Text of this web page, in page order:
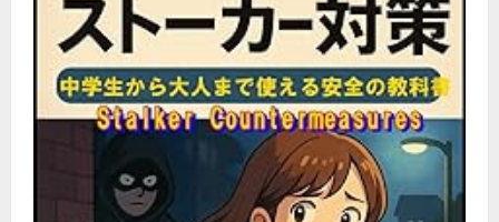
（ア
ル
ス
＜
ALGAS
＞）
解
約
ガ
イ
ド